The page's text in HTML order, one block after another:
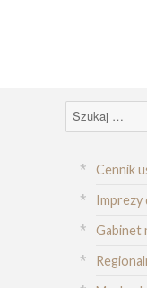
Szukaj:
Cennik
Imprezy
Gabinet